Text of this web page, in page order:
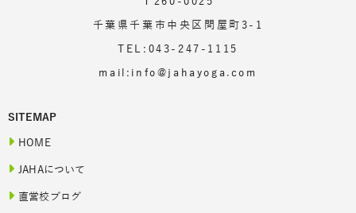
千葉県千葉市中央区問屋町3-1
TEL:043-247-1115
mail:info@jahayoga.com
SITEMAP
HOME
JAHAについて
直営校ブログ